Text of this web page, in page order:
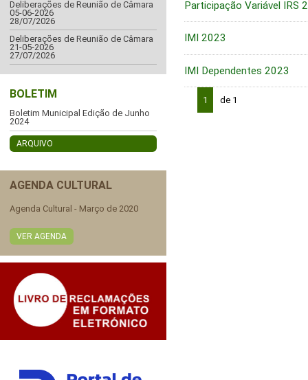
Deliberações de Reunião de Câmara
05-06-2026
28/07/2026
Deliberações de Reunião de Câmara
21-05-2026
27/07/2026
BOLETIM
Boletim Municipal Edição de Junho
2024
ARQUIVO
AGENDA CULTURAL
Agenda Cultural - Março de 2020
VER AGENDA
Participação Variável IRS
IMI 2023
IMI Dependentes 2023
1 de 1